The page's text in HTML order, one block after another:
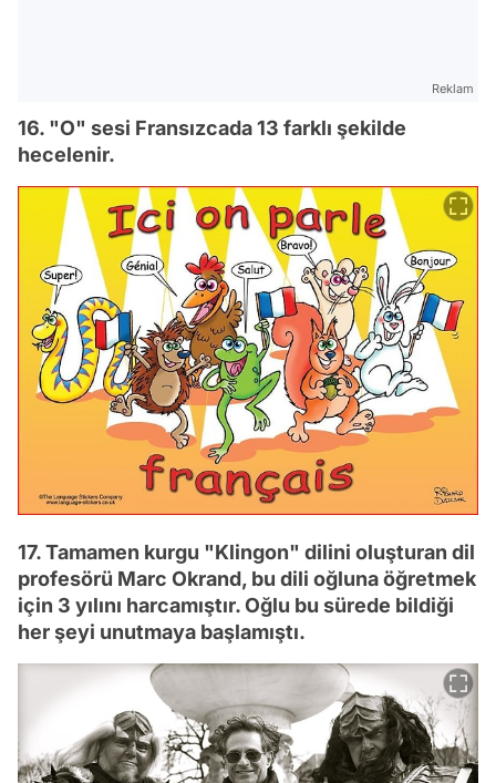
Reklam
16. "O" sesi Fransızcada 13 farklı şekilde
hecelenir.
17. Tamamen kurgu "Klingon" dilini oluşturan dil
profesörü Marc Okrand, bu dili oğluna öğretmek
için 3 yılını harcamıştır. Oğlu bu sürede bildiği
her şeyi unutmaya başlamıştı.